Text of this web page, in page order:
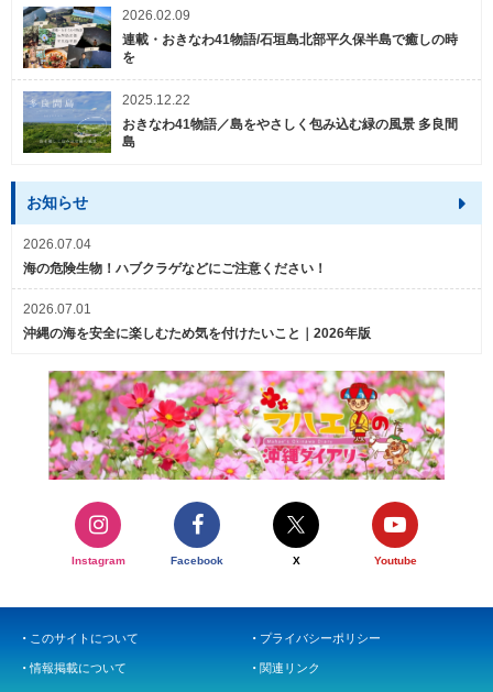
2026.02.09
連載・おきなわ41物語/石垣島北部平久保半島で癒しの時
を
2025.12.22
おきなわ41物語／島をやさしく包み込む緑の風景 多良間
島
お知らせ
2026.07.04
海の危険生物！ハブクラゲなどにご注意ください！
2026.07.01
沖縄の海を安全に楽しむため気を付けたいこと｜2026年版
Instagram Facebook X Youtube
このサイトについて プライバシーポリシー
情報掲載について 関連リンク